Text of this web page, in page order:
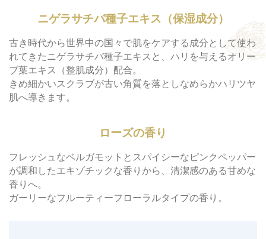
ニゲラサチバ種子エキス（保湿成分）
古き時代から世界中の国々で肌をケアする成分として使わ
れてきたニゲラサチバ種子エキスと、ハリを与えるオリー
ブ葉エキス（整肌成分）配合。
きめ細かいスクラブが古い角質を落としなめらかハリツヤ
肌へ導きます。
ローズの香り
フレッシュなベルガモットとスパイシーなピンクペッパー
が調和したエキゾチックな香りから、清潔感のある甘めな
香りへ。
ガーリーなフルーティーフローラルタイプの香り。